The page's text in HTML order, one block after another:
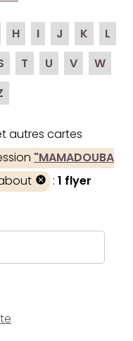
H I J K
L
T U V
W
autres cartes
"MAMADOUBA
: 1 flyer